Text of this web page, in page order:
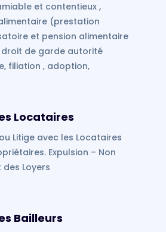
et contentieux ,
(prestation
et pension alimentaire
de garde autorité
filiation , adoption,
Locataires
Litige avec les Locataires
Expulsion – Non
des Loyers
Bailleurs